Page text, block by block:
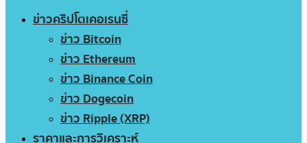
ข่าวคริปโตเคอเรนซี่
ข่าว Bitcoin
ข่าว Ethereum
ข่าว Binance Coin
ข่าว Dogecoin
ข่าว Ripple (XRP)
ราคาและการวิเคราะห์